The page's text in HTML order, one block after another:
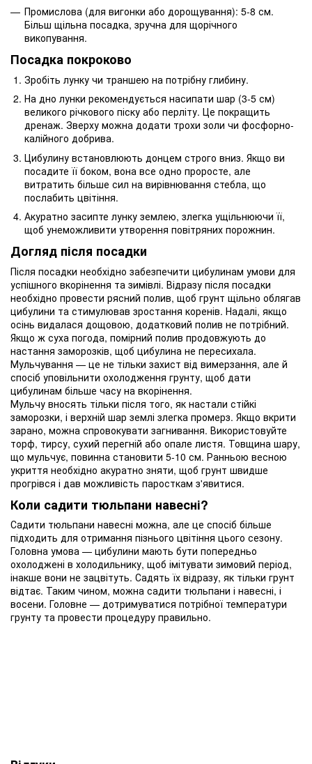
Промислова (для вигонки або дорощування): 5-8 см.
Більш щільна посадка, зручна для щорічного
викопування.
Посадка покроково
Зробіть лунку чи траншею на потрібну глибину.
На дно лунки рекомендується насипати шар (3-5 см)
великого річкового піску або перліту. Це покращить
дренаж. Зверху можна додати трохи золи чи фосфорно-
калійного добрива.
Цибулину встановлюють донцем строго вниз. Якщо ви
посадите її боком, вона все одно проросте, але
витратить більше сил на вирівнювання стебла, що
послабить цвітіння.
Акуратно засипте лунку землею, злегка ущільнюючи її,
щоб унеможливити утворення повітряних порожнин.
Догляд після посадки
Після посадки необхідно забезпечити цибулинам умови для
успішного вкорінення та зимівлі. Відразу після посадки
необхідно провести рясний полив, щоб грунт щільно облягав
цибулини та стимулював зростання коренів. Надалі, якщо
осінь видалася дощовою, додатковий полив не потрібний.
Якщо ж суха погода, помірний полив продовжують до
настання заморозків, щоб цибулина не пересихала.
Мульчування — це не тільки захист від вимерзання, але й
спосіб уповільнити охолодження грунту, щоб дати
цибулинам більше часу на вкорінення.
Мульчу вносять тільки після того, як настали стійкі
заморозки, і верхній шар землі злегка промерз. Якщо вкрити
зарано, можна спровокувати загнивання. Використовуйте
торф, тирсу, сухий перегній або опале листя. Товщина шару,
що мульчує, повинна становити 5-10 см. Ранньою весною
укриття необхідно акуратно зняти, щоб грунт швидше
прогрівся і дав можливість паросткам з'явитися.
Коли садити тюльпани навесні?
Садити тюльпани навесні можна, але це спосіб більше
підходить для отримання пізнього цвітіння цього сезону.
Головна умова — цибулини мають бути попередньо
охолоджені в холодильнику, щоб імітувати зимовий період,
інакше вони не зацвітуть. Садять їх відразу, як тільки грунт
відтає. Таким чином, можна садити тюльпани і навесні, і
восени. Головне — дотримуватися потрібної температури
грунту та провести процедуру правильно.